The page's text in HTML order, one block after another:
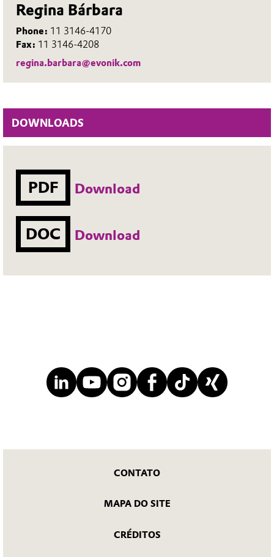
Regina Bárbara
Phone: 11 3146-4170
Fax: 11 3146-4208
regina.barbara@evonik.com
DOWNLOADS
PDF Download
DOC Download
CONTATO
MAPA DO SITE
CRÉDITOS